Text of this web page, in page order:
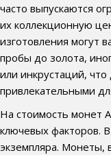
часто выпускаются
их коллекционную
изготовления могут
пробы до золота,
или инкрустаций,
привлекательными
На стоимость монет
ключевых факторов.
экземпляра.